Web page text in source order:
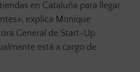
en Cataluña para llegar
explica Monique
General de Start-Up
está a cargo de